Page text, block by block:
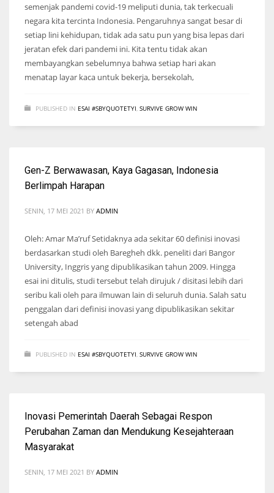
semenjak pandemi covid-19 meliputi dunia, tak terkecuali
negara kita tercinta Indonesia. Pengaruhnya sangat besar di
setiap lini kehidupan, tidak ada satu pun yang bisa lepas dari
jeratan efek dari pandemi ini. Kita tentu tidak akan
membayangkan sebelumnya bahwa setiap hari akan
menatap layar kaca untuk bekerja, bersekolah,
PUBLISHED IN ESAI #SBYQUOTETYI SURVIVE GROW WIN
Gen-Z Berwawasan, Kaya Gagasan, Indonesia
Berlimpah Harapan
SENIN, 17 MEI 2021 BY ADMIN
Oleh: Amar Ma’ruf Setidaknya ada sekitar 60 definisi inovasi
berdasarkan studi oleh Baregheh dkk. peneliti dari Bangor
University, Inggris yang dipublikasikan tahun 2009. Hingga
esai ini ditulis, studi tersebut telah dirujuk / disitasi lebih dari
seribu kali oleh para ilmuwan lain di seluruh dunia. Salah satu
penggalan dari definisi inovasi yang dipublikasikan sekitar
setengah abad
PUBLISHED IN ESAI #SBYQUOTETYI SURVIVE GROW WIN
Inovasi Pemerintah Daerah Sebagai Respon
Perubahan Zaman dan Mendukung Kesejahteraan
Masyarakat
SENIN, 17 MEI 2021 BY ADMIN